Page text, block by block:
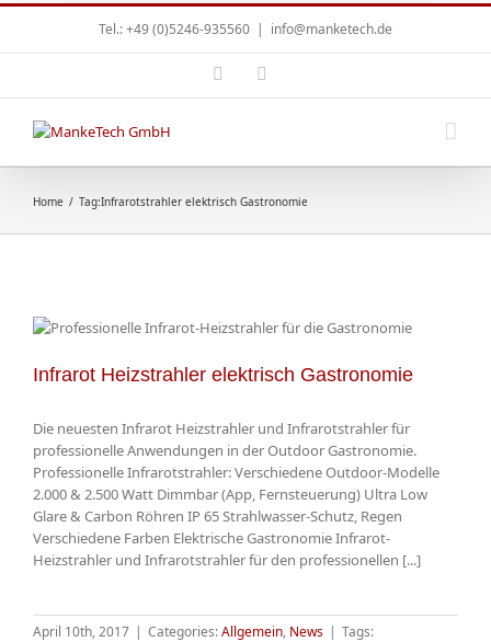
Tel.: +49 (0)5246-935560 | info@manketech.de
Home / Tag:Infrarotstrahler elektrisch Gastronomie
Infrarot Heizstrahler elektrisch Gastronomie
Die neuesten Infrarot Heizstrahler und Infrarotstrahler für
professionelle Anwendungen in der Outdoor Gastronomie.
Professionelle Infrarotstrahler: Verschiedene Outdoor-Modelle
2.000 & 2.500 Watt Dimmbar (App, Fernsteuerung) Ultra Low
Glare & Carbon Röhren IP 65 Strahlwasser-Schutz, Regen
Verschiedene Farben Elektrische Gastronomie Infrarot-
Heizstrahler und Infrarotstrahler für den professionellen [...]
April 10th, 2017 | Categories:Allgemein, News | Tags: